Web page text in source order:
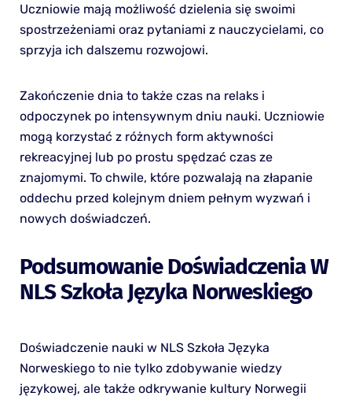
Uczniowie mają możliwość dzielenia się swoimi
spostrzeżeniami oraz pytaniami z nauczycielami, co
sprzyja ich dalszemu rozwojowi.
Zakończenie dnia to także czas na relaks i
odpoczynek po intensywnym dniu nauki. Uczniowie
mogą korzystać z różnych form aktywności
rekreacyjnej lub po prostu spędzać czas ze
znajomymi. To chwile, które pozwalają na złapanie
oddechu przed kolejnym dniem pełnym wyzwań i
nowych doświadczeń.
Podsumowanie Doświadczenia W
NLS Szkoła Języka Norweskiego
Doświadczenie nauki w NLS Szkoła Języka
Norweskiego to nie tylko zdobywanie wiedzy
językowej, ale także odkrywanie kultury Norwegii